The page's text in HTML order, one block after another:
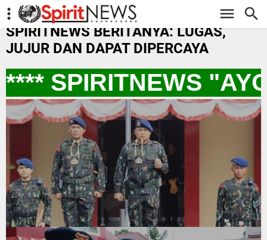
-->
SPIRITNEWS BERITANYA: LUGAS,
JUJUR DAN DAPAT DIPERCAYA
SPIRITNEWS "AYO